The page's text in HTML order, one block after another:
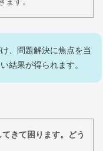
、問題解決に焦点を当
結果が得られます。
きて困ります。どう